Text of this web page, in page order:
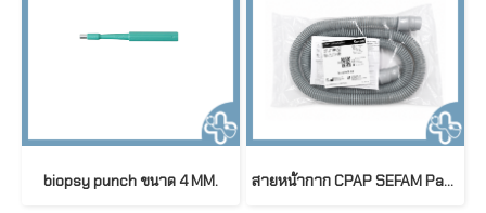
biopsy punch ขนาด 4 MM. สายหน้ากาก CPAP SEFAM Patient Circuit 1.83 M / Diameter 19 mm